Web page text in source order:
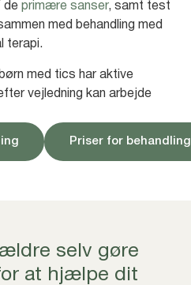
de primære sanser, samt test
med behandling med
terapi.
med tics har aktive
vejledning kan arbejde
Priser for behandling
selv gøre
at hjælpe dit